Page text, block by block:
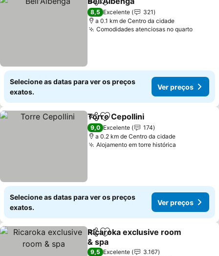
PartilharAdicionar aos favoritos
8,5 Excelente
321
a 0.1 km de Centro da cidade
Comodidades atenciosas no quarto
Selecione as datas para ver os preços
exatos.
Ver preços
PartilharAdicionar aos favoritos
Torre Cepollini
9,0 Excelente
174
a 0.2 km de Centro da cidade
Alojamento em torre histórica
Selecione as datas para ver os preços
exatos.
Ver preços
PartilharAdicionar aos favoritos
Ricaroka exclusive room
& spa
9,5 Excelente
3.167